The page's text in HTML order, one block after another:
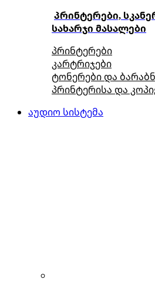
პრინტერები,
სახარჯი მასალები
პრინტერები
კარტრიჯები
ტონერები და
პრინტერისა და
აუდიო სისტემა